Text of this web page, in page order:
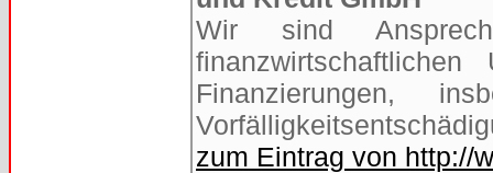
Wir sind
Finanzierungen,
zum Eintrag von http://